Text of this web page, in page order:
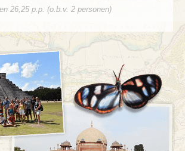
26,25 p.p. (o.b.v. 2 personen)